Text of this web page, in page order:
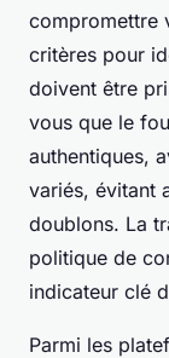
compromettre
critères pour
doivent être
vous que le
authentiques,
variés, évitant
doublons. La
politique de
indicateur clé
Parmi les